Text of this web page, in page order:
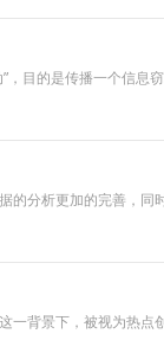
目的是传播一个信息
分析更加的完善，
背景下，被视为热